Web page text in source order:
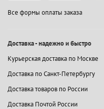
Все формы оплаты заказа
Доставка - надежно и быстро
Курьерская доставка по Москве
Доставка по Санкт-Петербургу
Доставка товаров по России
Доставка Почтой России